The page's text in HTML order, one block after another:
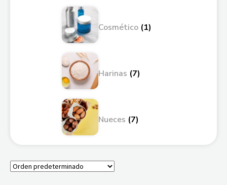
Cosmético (1)
Harinas (7)
Nueces (7)